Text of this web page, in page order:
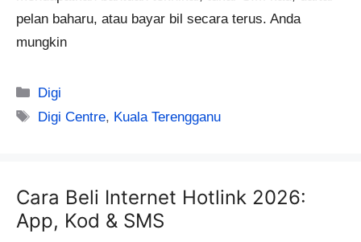
pelan baharu, atau bayar bil secara terus. Anda
mungkin
Categories
Digi
Tags
Digi Centre, Kuala Terengganu
Cara Beli Internet Hotlink 2026:
App, Kod & SMS